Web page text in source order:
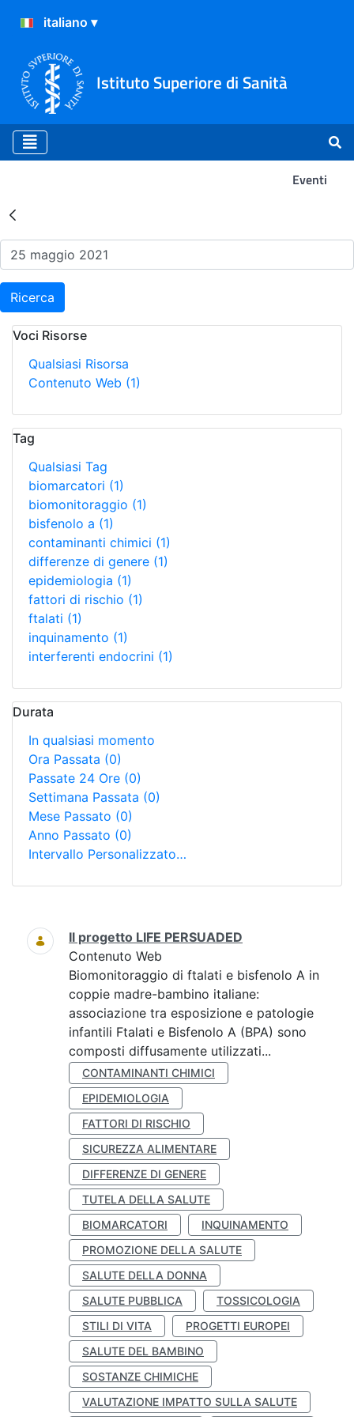
Istituto Superiore di Sanità
Eventi
Risultati della Ricerca -
Ricerca
Voci Risorse
Qualsiasi Risorsa
Contenuto Web (1)
Tag
Qualsiasi Tag
biomarcatori (1)
biomonitoraggio (1)
bisfenolo a (1)
contaminanti chimici (1)
differenze di genere (1)
epidemiologia (1)
fattori di rischio (1)
ftalati (1)
inquinamento (1)
interferenti endocrini (1)
Durata
In qualsiasi momento
Ora Passata (0)
Passate 24 Ore (0)
Settimana Passata (0)
Mese Passato (0)
Anno Passato (0)
Intervallo Personalizzato…
Ricerca
Il progetto LIFE PERSUADED
Contenuto Web
Biomonitoraggio di ftalati e bisfenolo A in
coppie madre-bambino italiane:
associazione tra esposizione e patologie
infantili Ftalati e Bisfenolo A (BPA) sono
composti diffusamente utilizzati...
CONTAMINANTI CHIMICI
EPIDEMIOLOGIA
FATTORI DI RISCHIO
SICUREZZA ALIMENTARE
DIFFERENZE DI GENERE
TUTELA DELLA SALUTE
BIOMARCATORI
INQUINAMENTO
PROMOZIONE DELLA SALUTE
SALUTE DELLA DONNA
SALUTE PUBBLICA
TOSSICOLOGIA
STILI DI VITA
PROGETTI EUROPEI
SALUTE DEL BAMBINO
SOSTANZE CHIMICHE
VALUTAZIONE IMPATTO SULLA SALUTE